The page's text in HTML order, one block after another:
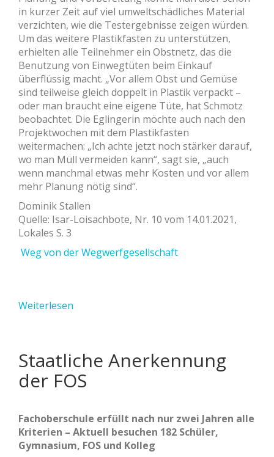
in kurzer Zeit auf viel umweltschädliches Material
verzichten, wie die Testergebnisse zeigen würden.
Um das weitere Plastikfasten zu unterstützen,
erhielten alle Teilnehmer ein Obstnetz, das die
Benutzung von Einwegtüten beim Einkauf
überflüssig macht. „Vor allem Obst und Gemüse
sind teilweise gleich doppelt in Plastik verpackt –
oder man braucht eine eigene Tüte, hat Schmotz
beobachtet. Die Eglingerin möchte auch nach den
Projektwochen mit dem Plastikfasten
weitermachen: „Ich achte jetzt noch stärker darauf,
wo man Müll vermeiden kann“, sagt sie, „auch
wenn manchmal etwas mehr Kosten und vor allem
mehr Planung nötig sind“.
Dominik Stallen
Quelle: Isar-Loisachbote, Nr. 10 vom 14.01.2021,
Lokales S. 3
Weg von der Wegwerfgesellschaft
Weiterlesen
Staatliche Anerkennung
der FOS
Fachoberschule erfüllt nach nur zwei Jahren alle
Kriterien – Aktuell besuchen 182 Schüler,
Gymnasium, FOS und Kolleg